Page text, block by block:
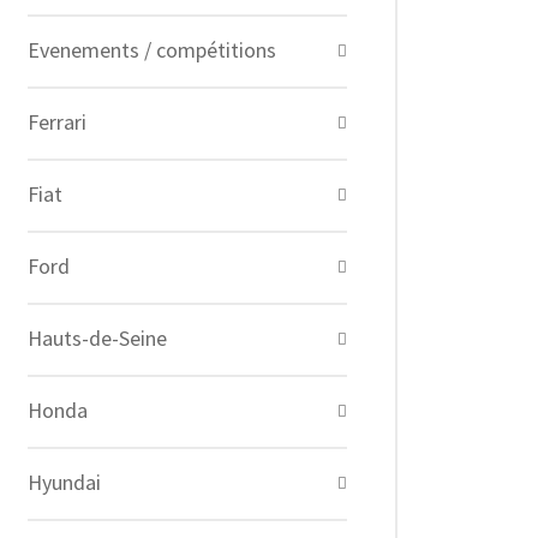
Evenements / compétitions
Ferrari
Fiat
Ford
Hauts-de-Seine
Honda
Hyundai